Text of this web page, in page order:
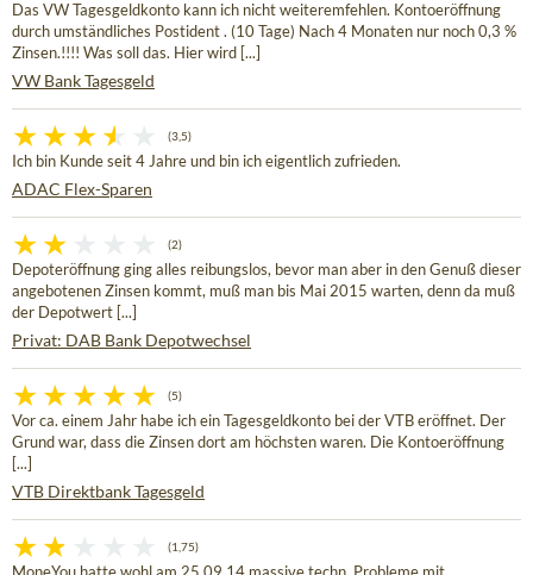
Das VW Tagesgeldkonto kann ich nicht weiteremfehlen. Kontoeröffnung
durch umständliches Postident . (10 Tage) Nach 4 Monaten nur noch 0,3 %
Zinsen.!!!! Was soll das. Hier wird [...]
VW Bank Tagesgeld
(3,5)
Ich bin Kunde seit 4 Jahre und bin ich eigentlich zufrieden.
ADAC Flex-Sparen
(2)
Depoteröffnung ging alles reibungslos, bevor man aber in den Genuß dieser
angebotenen Zinsen kommt, muß man bis Mai 2015 warten, denn da muß
der Depotwert [...]
Privat: DAB Bank Depotwechsel
(5)
Vor ca. einem Jahr habe ich ein Tagesgeldkonto bei der VTB eröffnet. Der
Grund war, dass die Zinsen dort am höchsten waren. Die Kontoeröffnung
[...]
VTB Direktbank Tagesgeld
(1,75)